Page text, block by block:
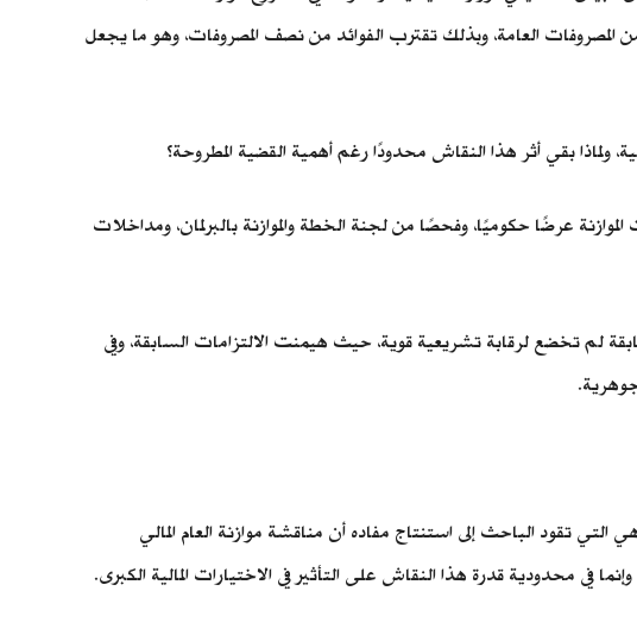
مليار جنيه، مقارنة بإجمالي مصروفات يبلغ نحو 5176.5 مليار جنيه، أي أن الفوائد وحدها تمثل نحو 46.7% من المصروفات العامة، وبذلك تقترب الفوائد من نصف المصروفات، وهو ما يجعل
ولماذا بقي أثر هذا النقاش محدودًا رغم أهمية القضية المطروحة؟
عرضًا حكوميًا، وفحصًا من لجنة الخطة والموازنة بالبرلمان، ومداخلات
لم تخضع لرقابة تشريعية قوية، حيث هيمنت الالتزامات السابقة، وفي
هي التي تقود الباحث إلى استنتاج مفاده أن مناقشة موازنة العام المالي